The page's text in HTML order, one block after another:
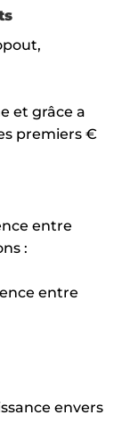
et grâce a
premiers €
entre
:
entre
envers